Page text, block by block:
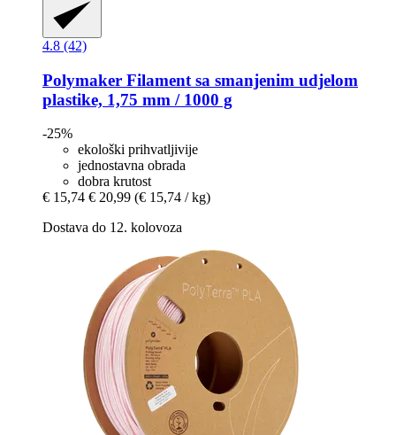
4.8 (42)
Polymaker Filament sa smanjenim udjelom
plastike, 1,75 mm / 1000 g
-25%
ekološki prihvatljivije
jednostavna obrada
dobra krutost
€ 15,74 € 20,99 (€ 15,74 / kg)
Dostava do 12. kolovoza